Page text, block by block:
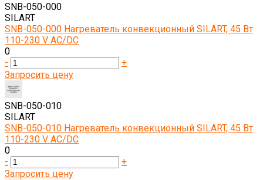
SNB-050-000
SILART
SNB-050-000 Нагреватель конвекционный SILART, 45 Вт
110-230 V AC/DC
0
-
+
Запросить цену
SNB-050-010
SILART
SNB-050-010 Нагреватель конвекционный SILART, 45 Вт
110-230 V AC/DC
0
-
+
Запросить цену